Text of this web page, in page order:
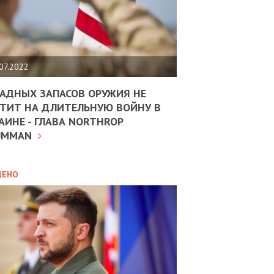
ЗАПАСОВ ОРУЖИЯ НЕ
НА ДЛИТЕЛЬНУЮ ВОЙНУ В
- ГЛАВА NORTHROP
10.02.2025